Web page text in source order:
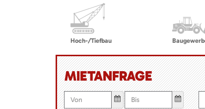
Hoch-/Tiefbau
MIETANFRAGE